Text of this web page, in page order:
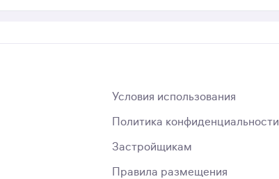
Условия использования
Политика конфиденциальности
Застройщикам
Правила размещения